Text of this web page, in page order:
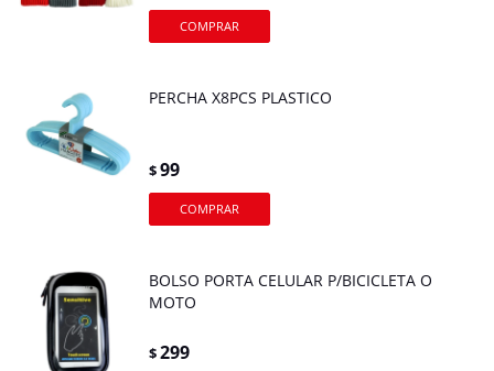
PERCHA X8PCS PLASTICO
$99
BOLSO PORTA CELULAR P/BICICLETA O
MOTO
$299